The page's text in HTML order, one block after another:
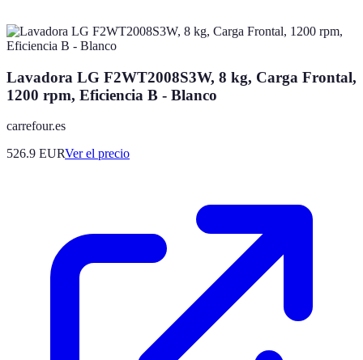
Lavadora LG F2WT2008S3W, 8 kg, Carga Frontal,
1200 rpm, Eficiencia B - Blanco
carrefour.es
526.9 EURVer el precio